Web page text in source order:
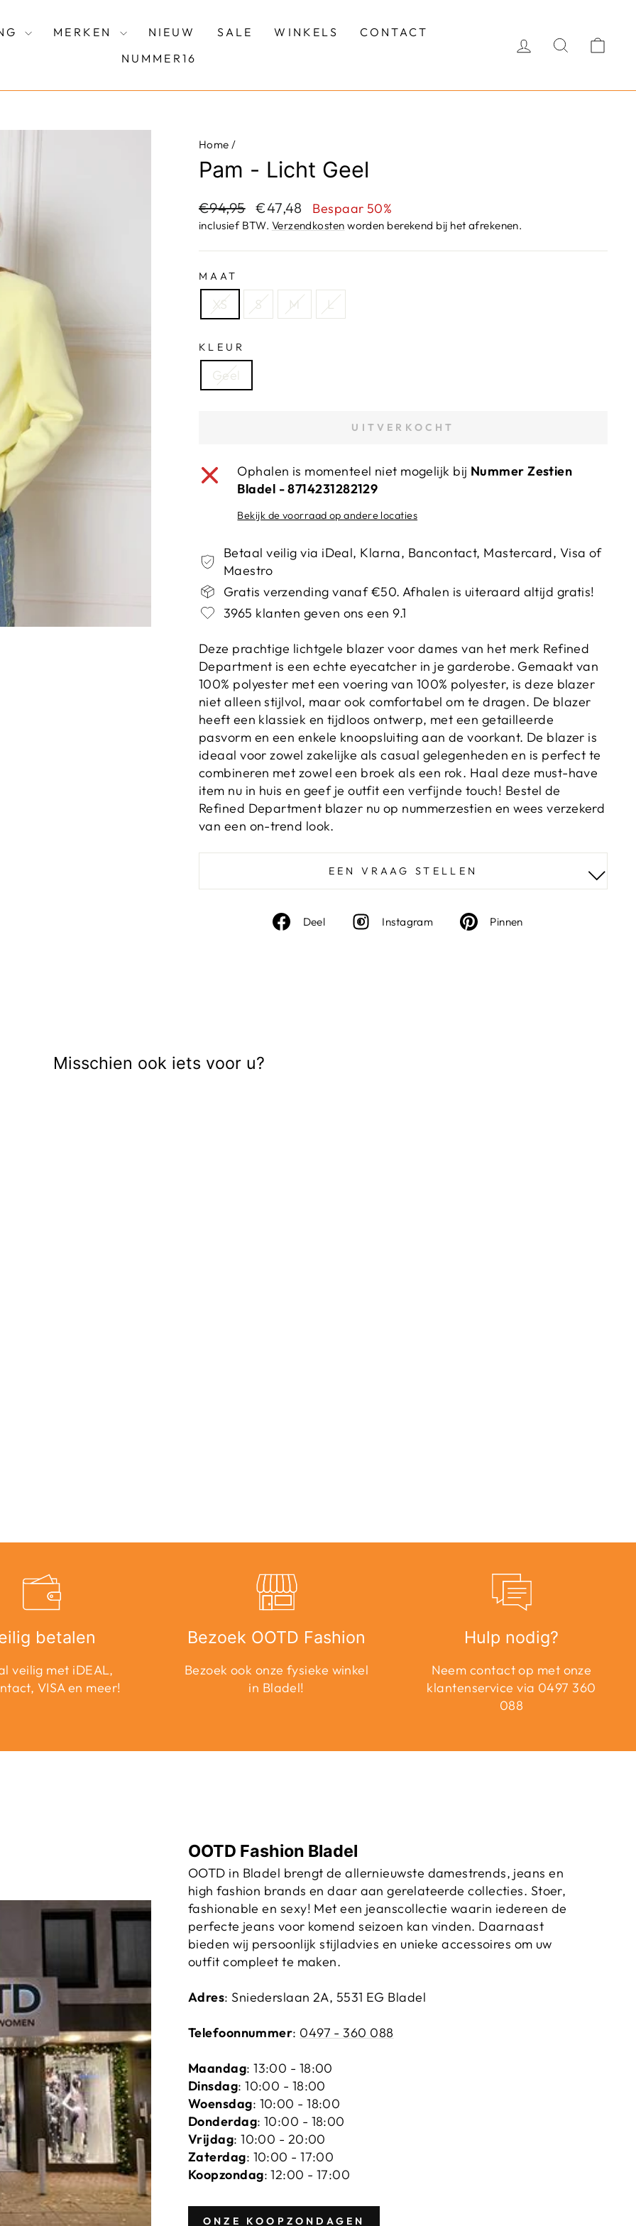
MERKEN NIEUW SALE WINKELS
CONTACT
NUMMER16
INLOGGEN
ZOEKEN
Home /
Pam - Licht Geel
Adviesprijs
€94,95 Aanbiedingsprijs
€47,48 Bespaar 50%
inclusief BTW. Verzendkosten worden berekend bij het afrekenen.
MAAT
XS S M L
KLEUR
Geel
UITVERKOCHT
Ophalen is momenteel niet mogelijk bij Nummer Zestien
Bladel - 8714231282129
Bekijk de voorraad op andere locaties
Betaal veilig via iDeal, Klarna, Bancontact, Mastercard, Visa of
Maestro
Gratis verzending vanaf €50. Afhalen is uiteraard altijd gratis!
3965 klanten geven ons een 9.1
Deze prachtige lichtgele blazer voor dames van het merk Refined
Department is een echte eyecatcher in je garderobe. Gemaakt van
100% polyester met een voering van 100% polyester, is deze blazer
niet alleen stijlvol, maar ook comfortabel om te dragen. De blazer
heeft een klassiek en tijdloos ontwerp, met een getailleerde
pasvorm en een enkele knoopsluiting aan de voorkant. De blazer is
ideaal voor zowel zakelijke als casual gelegenheden en is perfect te
combineren met zowel een broek als een rok. Haal deze must-have
item nu in huis en geef je outfit een verfijnde touch! Bestel de
Refined Department blazer nu op nummerzestien en wees verzekerd
van een on-trend look.
EEN VRAAG STELLEN
Deel
Deel
Instagram InstagramPinnen
Misschien ook iets voor u?
betalen
veilig met iDEAL,
VISA en meer!
Bezoek OOTD Fashion
Bezoek ook onze fysieke winkel
in Bladel!
Hulp nodig?
Neem contact op met onze
klantenservice via 0497 360
088
OOTD Fashion Bladel
OOTD in Bladel brengt de allernieuwste damestrends, jeans en
high fashion brands en daar aan gerelateerde collecties. Stoer,
fashionable en sexy! Met een jeanscollectie waarin iedereen de
perfecte jeans voor komend seizoen kan vinden. Daarnaast
bieden wij persoonlijk stijladvies en unieke accessoires om uw
outfit compleet te maken.
Adres: Sniederslaan 2A, 5531 EG Bladel
Telefoonnummer: 0497 - 360 088
Maandag: 13:00 - 18:00
Dinsdag: 10:00 - 18:00
Woensdag: 10:00 - 18:00
Donderdag: 10:00 - 18:00
Vrijdag: 10:00 - 20:00
Zaterdag: 10:00 - 17:00
Koopzondag: 12:00 - 17:00
ONZE KOOPZONDAGEN